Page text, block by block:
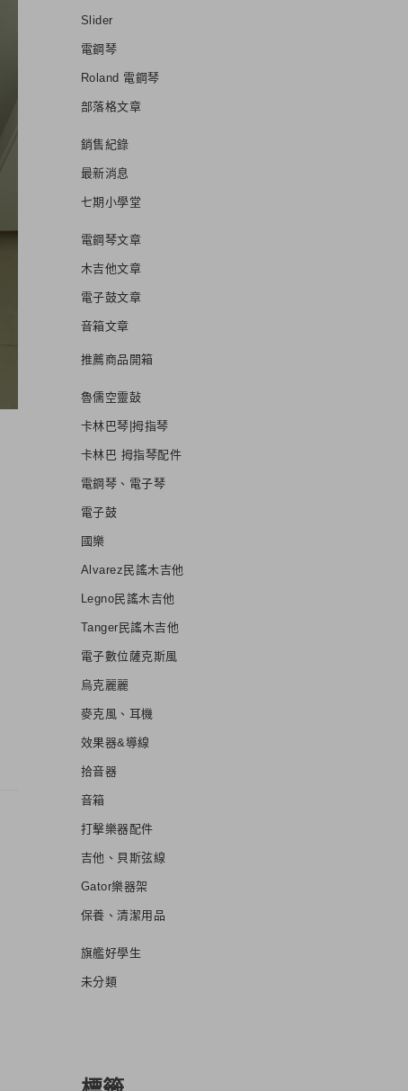
Slider
電鋼琴
Roland 電鋼琴
部落格文章
銷售紀錄
最新消息
七期小學堂
電鋼琴文章
木吉他文章
電子鼓文章
音箱文章
推薦商品開箱
魯儒空靈鼔
卡林巴琴|拇指琴
卡林巴 拇指琴配件
電鋼琴、電子琴
電子鼓
國樂
Alvarez民謠木吉他
Legno民謠木吉他
Tanger民謠木吉他
電子數位薩克斯風
烏克麗麗
麥克風、耳機
效果器&導線
拾音器
音箱
打擊樂器配件
吉他、貝斯弦線
Gator樂器架
保養、清潔用品
旗艦好學生
未分類